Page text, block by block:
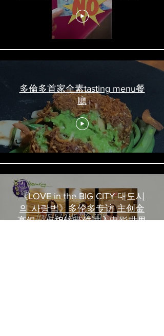
吃喝玩乐 #多伦多美食
#torontofood
多倫多首家全素tasting menu餐
廳
《LOVE in the BIG CITY 대도시
의 사랑법》多伦多专访 主创金
高银、卢相铉带你进入电影世界